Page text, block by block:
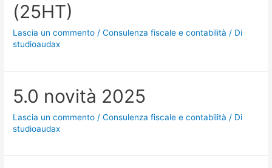
(25HT)
Lascia un commento /Consulenza fiscale e contabilità / Di
studioaudax
5.0 novità 2025
Lascia un commento /Consulenza fiscale e contabilità / Di
studioaudax